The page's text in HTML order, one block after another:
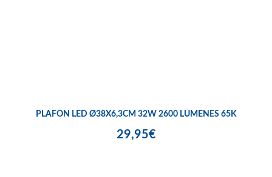
PLAFÓN LED Ø38X6,3CM 32W 2600 LÚMENES 65K
29,95€